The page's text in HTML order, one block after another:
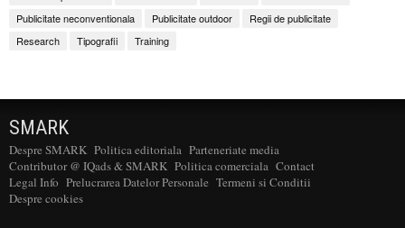
Publicitate neconventionala
Publicitate outdoor
Regii de publicitate
Research
Tipografii Training
SMARK
Despre SMARK Politica editoriala Parteneriate media
Contributor @ IQads & SMARK Politica comerciala Contact
Legal Info Prelucrarea Datelor Personale Termeni si Conditii
Despre cookies